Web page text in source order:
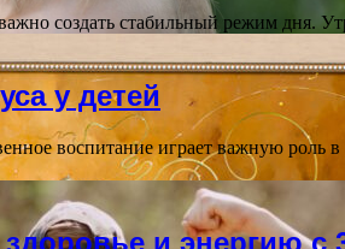
создать стабильный режим дня.
у детей
воспитание играет важную роль
и энергию с